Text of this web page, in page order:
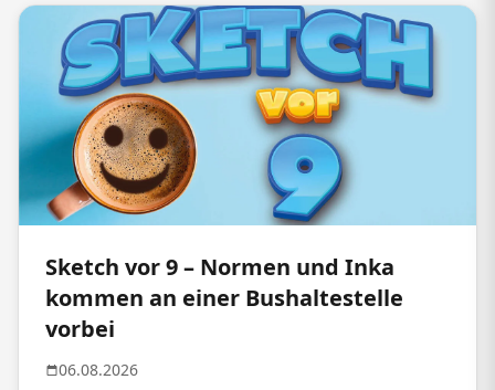
Sketch vor 9 – Normen und Inka
kommen an einer Bushaltestelle
vorbei
06.08.2026